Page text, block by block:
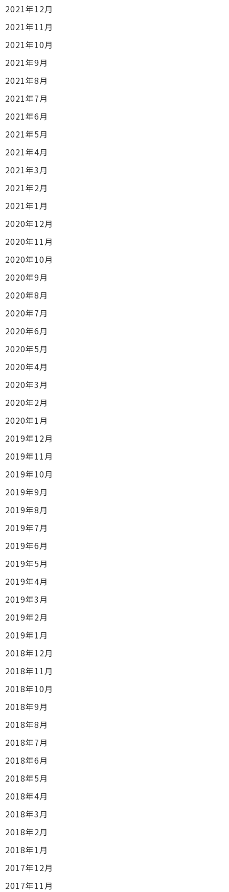
2021年12月
2021年11月
2021年10月
2021年9月
2021年8月
2021年7月
2021年6月
2021年5月
2021年4月
2021年3月
2021年2月
2021年1月
2020年12月
2020年11月
2020年10月
2020年9月
2020年8月
2020年7月
2020年6月
2020年5月
2020年4月
2020年3月
2020年2月
2020年1月
2019年12月
2019年11月
2019年10月
2019年9月
2019年8月
2019年7月
2019年6月
2019年5月
2019年4月
2019年3月
2019年2月
2019年1月
2018年12月
2018年11月
2018年10月
2018年9月
2018年8月
2018年7月
2018年6月
2018年5月
2018年4月
2018年3月
2018年2月
2018年1月
2017年12月
2017年11月